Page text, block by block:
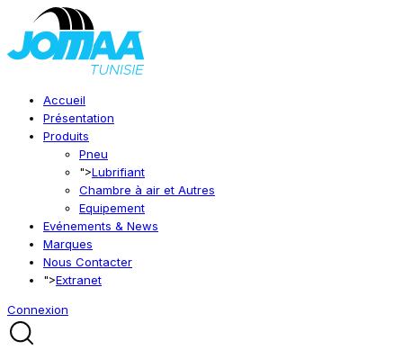
Accueil
Présentation
Produits
Pneu
">Lubrifiant
Chambre à air et Autres
Equipement
Evénements & News
Marques
Nous Contacter
">Extranet
Connexion